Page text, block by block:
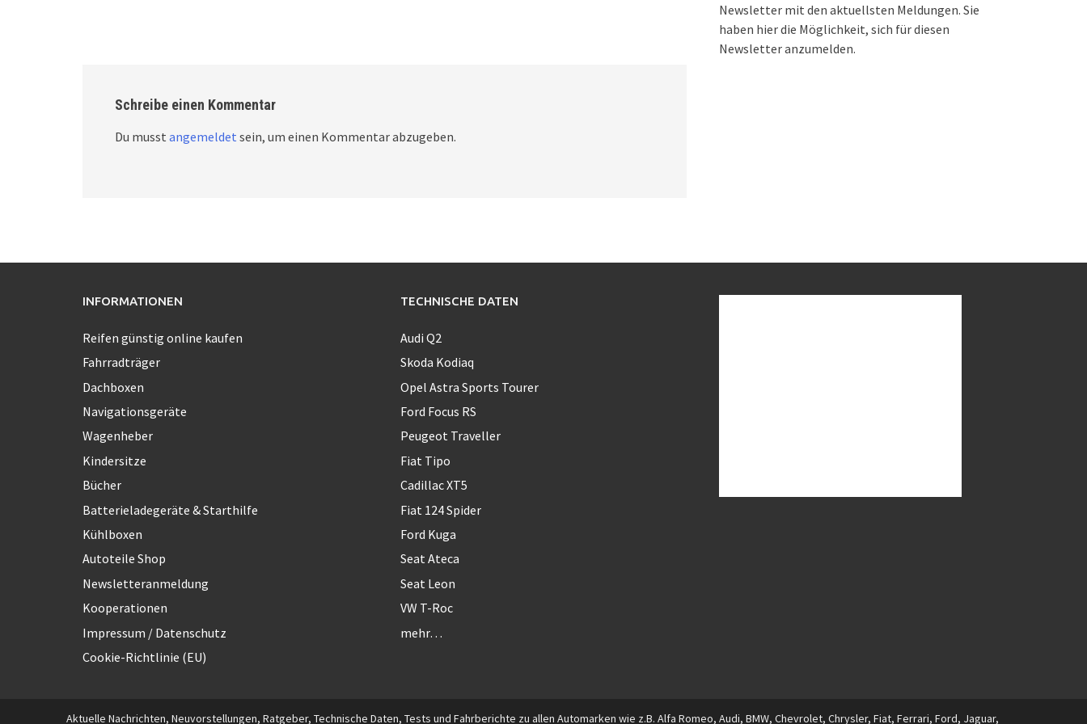
Schreibe einen Kommentar
Du musst angemeldet sein, um einen Kommentar abzugeben.
Newsletter mit den aktuellsten Meldungen. Sie
haben hier die Möglichkeit, sich für diesen
Newsletter anzumelden.
INFORMATIONEN
Reifen günstig online kaufen
Fahrradträger
Dachboxen
Navigationsgeräte
Wagenheber
Kindersitze
Bücher
Batterieladegeräte & Starthilfe
Kühlboxen
Autoteile Shop
Newsletteranmeldung
Kooperationen
Impressum / Datenschutz
Cookie-Richtlinie (EU)
TECHNISCHE DATEN
Audi Q2
Skoda Kodiaq
Opel Astra Sports Tourer
Ford Focus RS
Peugeot Traveller
Fiat Tipo
Cadillac XT5
Fiat 124 Spider
Ford Kuga
Seat Ateca
Seat Leon
VW T-Roc
mehr…
Aktuelle Nachrichten, Neuvorstellungen, Ratgeber, Technische Daten, Tests und Fahrberichte zu allen Automarken wie z.B. Alfa Romeo, Audi, BMW, Chevrolet, Chrysler, Fiat, Ferrari, Ford, Jaguar,